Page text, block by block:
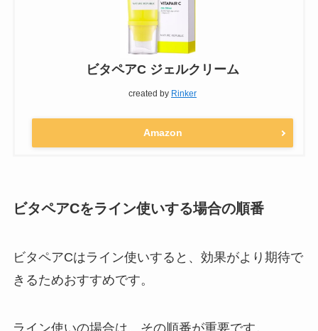
ビタペアC ジェルクリーム
created by Rinker
Amazon
ビタペアCをライン使いする場合の順番
ビタペアCはライン使いすると、効果がより期待で
きるためおすすめです。
ライン使いの場合は、その順番が重要です。